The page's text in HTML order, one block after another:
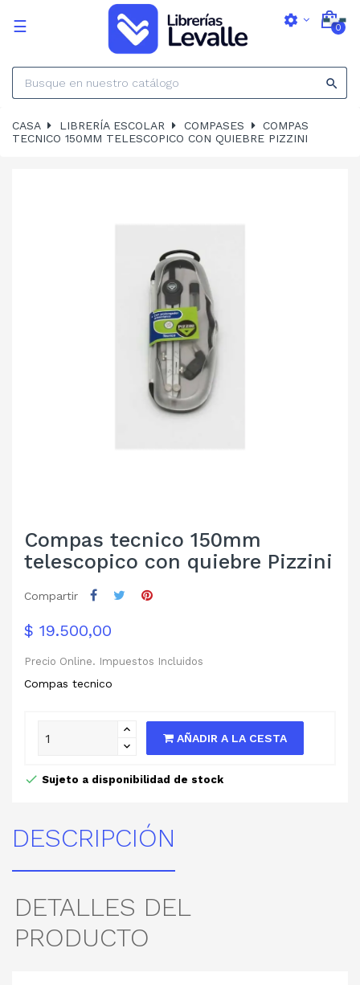

settings 0
Navegación
☰
CASA LIBRERÍA ESCOLAR COMPASES
COMPAS
TECNICO 150MM TELESCOPICO CON QUIEBRE PIZZINI
Compas tecnico 150mm
telescopico con quiebre Pizzini
Compartir
$ 19.500,00
Precio Online. Impuestos Incluidos
Compas tecnico
AÑADIR A LA CESTA
Sujeto a disponibilidad de stock
DESCRIPCIÓN
DETALLES DEL
PRODUCTO